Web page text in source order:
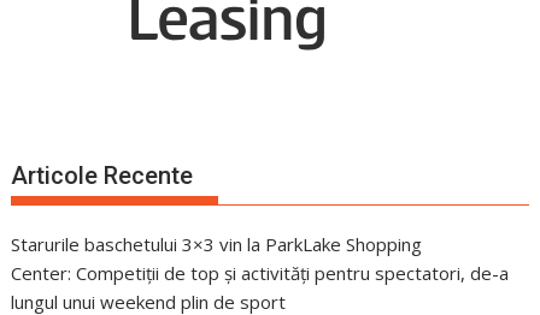
Articole Recente
Starurile baschetului 3×3 vin la ParkLake Shopping
Center: Competiții de top și activități pentru spectatori, de-a
lungul unui weekend plin de sport